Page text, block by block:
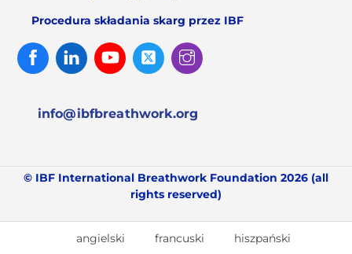
Procedura składania skarg przez IBF
FacebookLinked
In
Youtube Twitter
info@ibfbreathwork.org
© IBF International Breathwork Foundation 2026 (all
rights reserved)
angielski francuski
hiszpański